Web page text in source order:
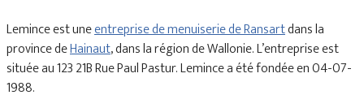
Lemince est uneentreprise de menuiserie de Ransartdans la
province deHainaut, dans la région de Wallonie. L’entreprise est
située au 123 21B Rue Paul Pastur. Lemince a été fondée en 04-07-
1988.